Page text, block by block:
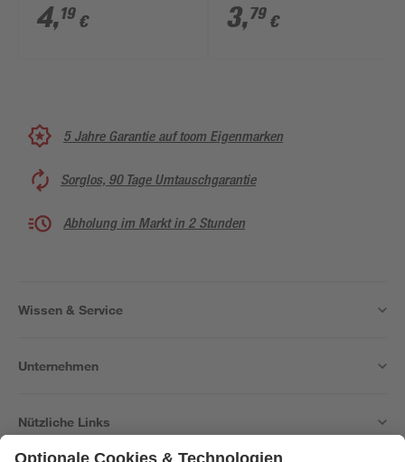
Schrauben 'HM SK' Ø
5 x 52 mm, 8-teilig
4,19 € 3,79 €
5 Jahre Garantie auf toom Eigenmarken
Sorglos, 90 Tage Umtauschgarantie
Abholung im Markt in 2 Stunden
Wissen & Service
Unternehmen
Nützliche Links